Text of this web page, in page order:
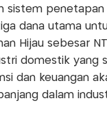
sistem
dana utama
Hijau sebesar
domestik yang
dan keuangan
dalam